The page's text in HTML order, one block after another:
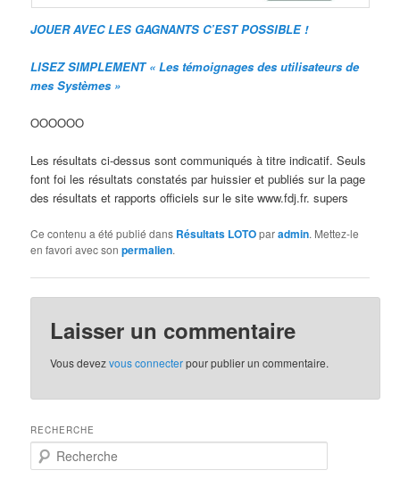
JOUER AVEC LES GAGNANTS C’EST POSSIBLE !
LISEZ SIMPLEMENT « Les témoignages des utilisateurs de
mes Systèmes »
OOOOOO
Les résultats ci-dessus sont communiqués à titre indicatif. Seuls
font foi les résultats constatés par huissier et publiés sur la page
des résultats et rapports officiels sur le site www.fdj.fr. supers
Ce contenu a été publié dans Résultats LOTOparadmin. Mettez-le
en favori avec sonpermalien.
Laisser un commentaire
Vous devezvous connecterpour publier un commentaire.
RECHERCHE
e